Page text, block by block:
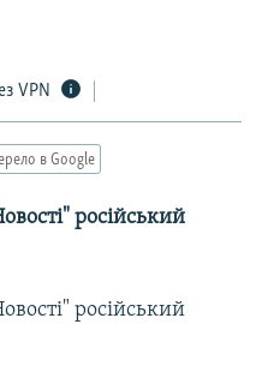
VPN
в Google
російський
російський